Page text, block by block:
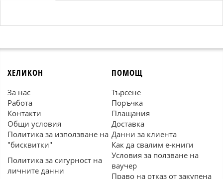
ХЕЛИКОН
За нас
Работа
Контакти
Общи условия
Политика за използване на
"бисквитки"
Политика за сигурност на
личните данни
ПОМОЩ
Търсене
Поръчка
Плащания
Доставка
Данни за клиента
Как да свалим е-книги
Условия за ползване на
ваучер
Право на отказ от закупена